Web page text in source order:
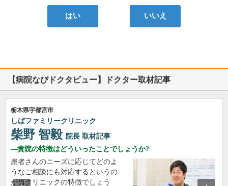
はい いいえ
【病院なびドクタビュー】ドクター取材記事
栃木県宇都宮市
しばファミリークリニック
柴野 智毅 院長 取材記事
貴院の特徴はどういったことでしょうか?
患者さんのニーズに応じてどのよ
うなご相談にも対応するというの
が当クリニックの特徴でしょう